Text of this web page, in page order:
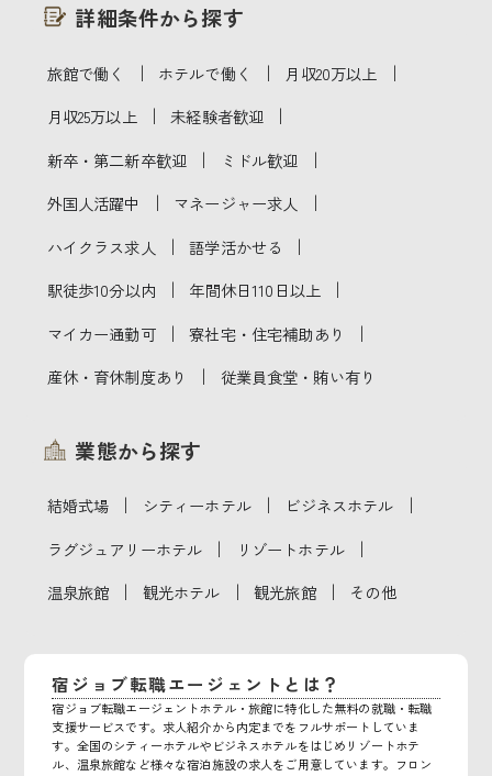
詳細条件から探す
旅館で働く ｜ ホテルで働く ｜ 月収20万以上 ｜
月収25万以上 ｜ 未経験者歓迎 ｜
新卒・第二新卒歓迎 ｜ ミドル歓迎 ｜
外国人活躍中 ｜ マネージャー求人 ｜
ハイクラス求人 ｜ 語学活かせる ｜
駅徒歩10分以内 ｜ 年間休日110日以上 ｜
マイカー通勤可 ｜ 寮社宅・住宅補助あり ｜
産休・育休制度あり ｜ 従業員食堂・賄い有り
業態から探す
結婚式場 ｜ シティーホテル ｜ ビジネスホテル ｜
ラグジュアリーホテル ｜ リゾートホテル ｜
温泉旅館 ｜ 観光ホテル ｜ 観光旅館 ｜ その他
宿ジョブ転職エージェントとは？
宿ジョブ転職エージェントホテル・旅館に特化した無料の就職・転職
支援サービスです。求人紹介から内定までをフルサポートしていま
す。全国のシティーホテルやビジネスホテルをはじめリゾートホテ
ル、温泉旅館など様々な宿泊施設の求人をご用意しています。フロン